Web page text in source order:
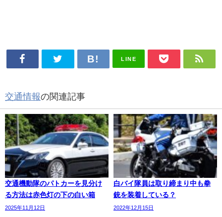
LINE
交通情報の関連記事
交通機動隊のパトカーを見分け
る方法は赤色灯の下の白い箱
2025年11月12日
白バイ隊員は取り締まり中も拳
銃を装着している？
2022年12月15日